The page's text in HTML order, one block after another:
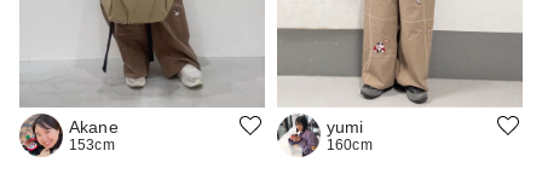
Akane
153cm
yumi
160cm